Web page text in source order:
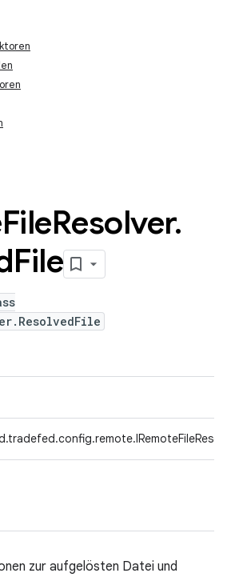
FileResolver.
File
zur aufgelösten Datei und